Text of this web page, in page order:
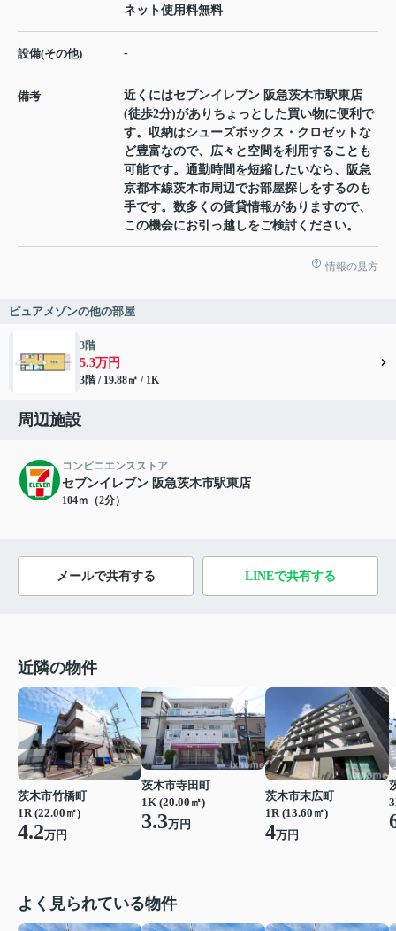
ネット使用料無料
設備(その他) -
備考
近くにはセブンイレブン 阪急茨木市駅東店
(徒歩2分)がありちょっとした買い物に便利で
す。収納はシューズボックス・クロゼットな
ど豊富なので、広々と空間を利用することも
可能です。通勤時間を短縮したいなら、阪急
京都本線茨木市周辺でお部屋探しをするのも
手です。数多くの賃貸情報がありますので、
この機会にお引っ越しをご検討ください。
情報の見方
ピュアメゾンの他の部屋
3階
5.3万円
3階 / 19.88㎡ / 1K
周辺施設
コンビニエンスストア
セブンイレブン 阪急茨木市駅東店
104ｍ（2分）
メールで共有する LINEで共有する
近隣の物件
茨木市竹橋町
1R (22.00㎡)
4.2万円
茨木市寺田町
1K (20.00㎡)
3.3万円
茨木市末広町
1R (13.60㎡)
4万円
よく見られている物件